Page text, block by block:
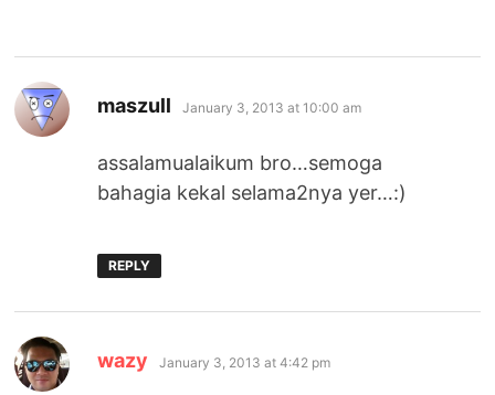
maszull says:
January 3, 2013 at 10:00 am
assalamualaikum bro…semoga
bahagia kekal selama2nya yer…:)
REPLY
wazy says:
January 3, 2013 at 4:42 pm